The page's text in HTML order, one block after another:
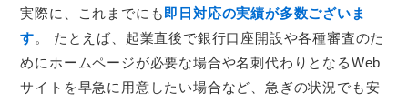
実際に、これまでにも即日対応の実績が多数ございま
す。 たとえば、起業直後で銀行口座開設や各種審査のた
めにホームページが必要な場合や名刺代わりとなるWeb
サイトを早急に用意したい場合など、急ぎの状況でも安